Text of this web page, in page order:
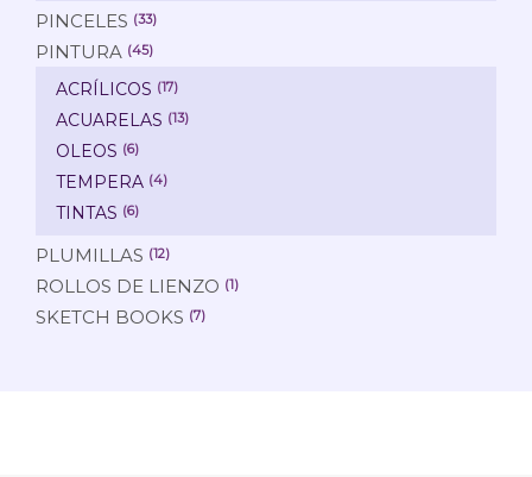
PINCELES (33)
PINTURA (45)
ACRÍLICOS (17)
ACUARELAS (13)
OLEOS (6)
TEMPERA (4)
TINTAS (6)
PLUMILLAS (12)
ROLLOS DE LIENZO (1)
SKETCH BOOKS (7)